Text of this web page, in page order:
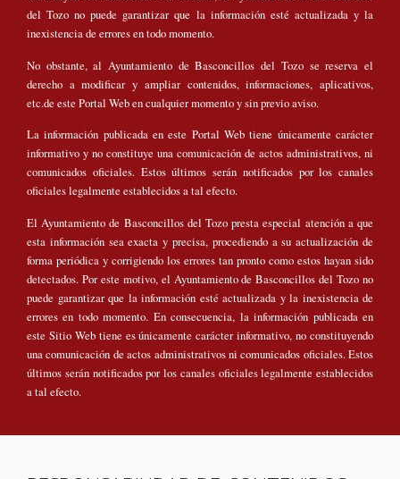
del Tozo no puede garantizar que la información esté actualizada y la
inexistencia de errores en todo momento.
No obstante, al Ayuntamiento de Basconcillos del Tozo se reserva el
derecho a modificar y ampliar contenidos, informaciones, aplicativos,
etc.de este Portal Web en cualquier momento y sin previo aviso.
La información publicada en este Portal Web tiene únicamente carácter
informativo y no constituye una comunicación de actos administrativos, ni
comunicados oficiales. Estos últimos serán notificados por los canales
oficiales legalmente establecidos a tal efecto.
El Ayuntamiento de Basconcillos del Tozo presta especial atención a que
esta información sea exacta y precisa, procediendo a su actualización de
forma periódica y corrigiendo los errores tan pronto como estos hayan sido
detectados. Por este motivo, el Ayuntamiento de Basconcillos del Tozo no
puede garantizar que la información esté actualizada y la inexistencia de
errores en todo momento. En consecuencia, la información publicada en
este Sitio Web tiene es únicamente carácter informativo, no constituyendo
una comunicación de actos administrativos ni comunicados oficiales. Estos
últimos serán notificados por los canales oficiales legalmente establecidos
a tal efecto.